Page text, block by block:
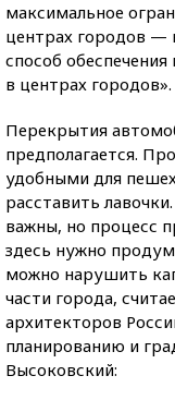
максимальное
центрах городов —
способ
в центрах городов».
Перекрытия
предполагается.
удобными для
расставить
важны, но процесс
здесь нужно
можно нарушить
части города,
архитекторов
планированию и
Высоковский: